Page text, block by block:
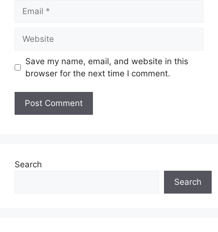
Save my name, email, and website in this
browser for the next time I comment.
Search
Search